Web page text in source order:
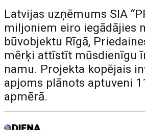
Latvijas uzņēmums SIA
miljoniem eiro iegādājies
būvobjektu Rīgā,
mērķi attīstīt mūsdienīgu
namu. Projekta kopējais
apjoms plānots aptuveni
apmērā.